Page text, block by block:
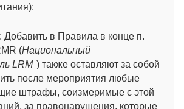
в Правила в конце п.
(Национальный
LRM ) также оставляют за собой
после мероприятия любые
штрафы, соизмеримые с этой
за правонарушения, которые